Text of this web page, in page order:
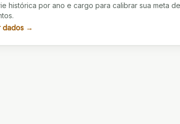
histórica por ano e cargo para calibrar sua meta de
dados →